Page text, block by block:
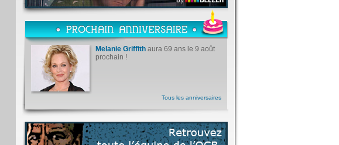
Melanie Griffith aura 69 ans le 9 août
prochain !
Tous les anniversaires